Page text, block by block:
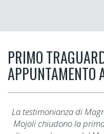
PRIMO
APPUNTAMENTO
La testimonianza di
Mojoli chiudono la